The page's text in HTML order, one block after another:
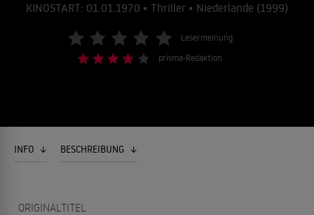
KINOSTART: 01.01.1970 • Thriller • Niederlande (1999)
Lesermeinung
prisma-Redaktion
INFO BESCHREIBUNG
ORIGINALTITEL